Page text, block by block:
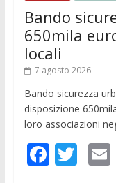
Bando
650mila
locali
7 agosto 2026
Bando sicurezza
disposizione
loro associazioni
F T